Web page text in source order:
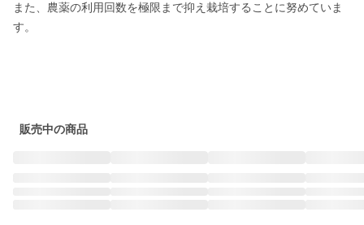
また、農薬の利用回数を極限まで抑え栽培することに努めていま
す。
販売中の商品